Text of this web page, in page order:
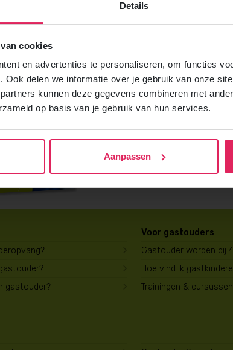
Details
cookies
en advertenties te personaliseren, om functies
Ook delen we informatie over je gebruik van onze
kunnen deze gegevens combineren met
op basis van je gebruik van hun services.
Aanpassen
Meer weten over
Vraag gratis en vrijblijvend de
ontvang het direct in je
Brochure aanvragen
gastouder?
Voor gastouders
Gastouder worden bij
Hoe vind ik
Trainingen & cursussen